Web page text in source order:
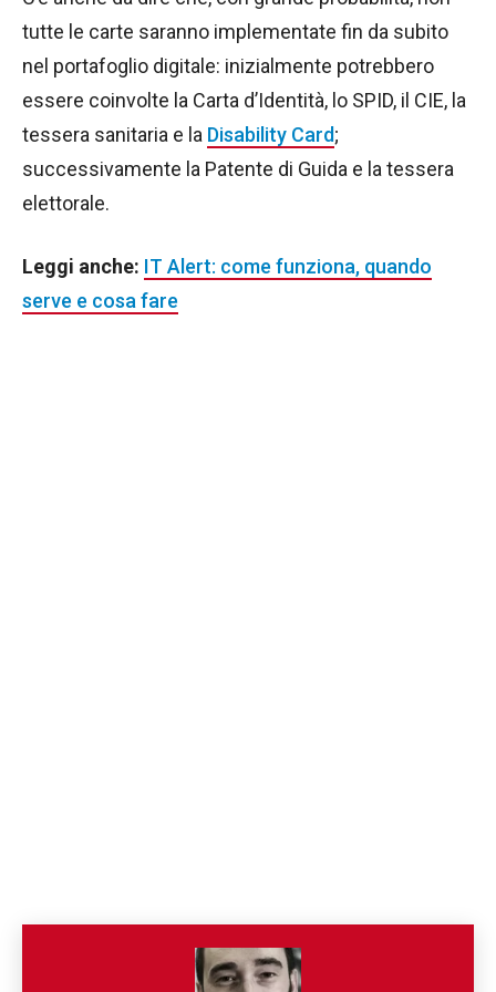
tutte le carte saranno implementate fin da subito
nel portafoglio digitale: inizialmente potrebbero
essere coinvolte la Carta d’Identità, lo SPID, il CIE, la
tessera sanitaria e la Disability Card;
successivamente la Patente di Guida e la tessera
elettorale.
Leggi anche: IT Alert: come funziona, quando
serve e cosa fare